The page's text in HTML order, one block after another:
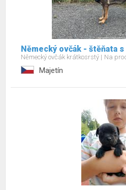
Německý ovčák - štěňata s
Německý ovčák krátkosrstý Na
Majetín